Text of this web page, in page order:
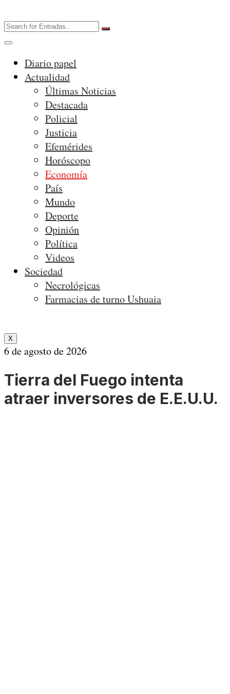
Diario papel
Actualidad
Últimas Noticias
Destacada
Policial
Justicia
Efemérides
Horóscopo
Economía
País
Mundo
Deporte
Opinión
Política
Videos
Sociedad
Necrológicas
Farmacias de turno Ushuaia
X
6 de agosto de 2026
Tierra del Fuego intenta
atraer inversores de E.E.U.U.